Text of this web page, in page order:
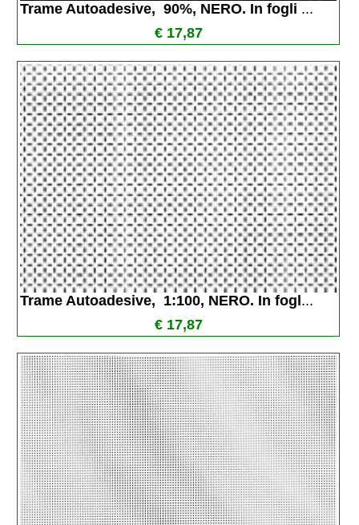
Trame Autoadesive,  90%, NERO. In fogli ...
€ 17,87
Trame Autoadesive,  1:100, NERO. In fogl ...
€ 17,87